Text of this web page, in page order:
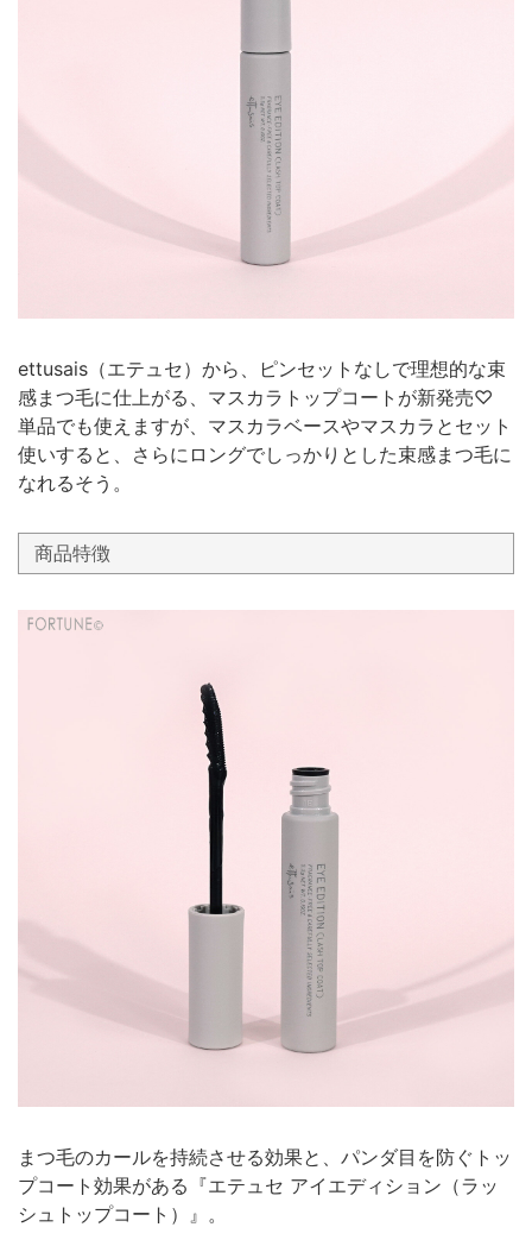
ettusais（エテュセ）から、ピンセットなしで理想的な束
感まつ毛に仕上がる、マスカラトップコートが新発売♡
単品でも使えますが、マスカラベースやマスカラとセット
使いすると、さらにロングでしっかりとした束感まつ毛に
なれるそう。
商品特徴
まつ毛のカールを持続させる効果と、パンダ目を防ぐトッ
プコート効果がある『エテュセ アイエディション（ラッ
シュトップコート）』。